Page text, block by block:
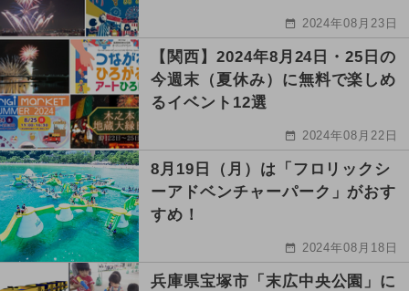
2024年08月23日
【関西】2024年8月24日・25日の
今週末（夏休み）に無料で楽しめ
るイベント12選
2024年08月22日
8月19日（月）は「フロリックシ
ーアドベンチャーパーク」がおす
すめ！
2024年08月18日
兵庫県宝塚市「末広中央公園」に